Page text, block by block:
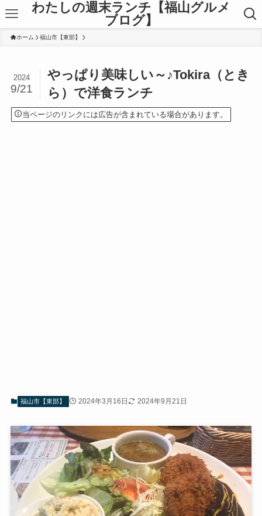
わたしの週末ランチ【福山グルメ
ブログ】
ホーム 福山市【東部】
やっぱり美味しい～♪Tokira（とき
ら）で洋食ランチ
2024
9/21
当ページのリンクには広告が含まれている場合があります。
福山市【東部】 2024年3月16日 2024年9月21日